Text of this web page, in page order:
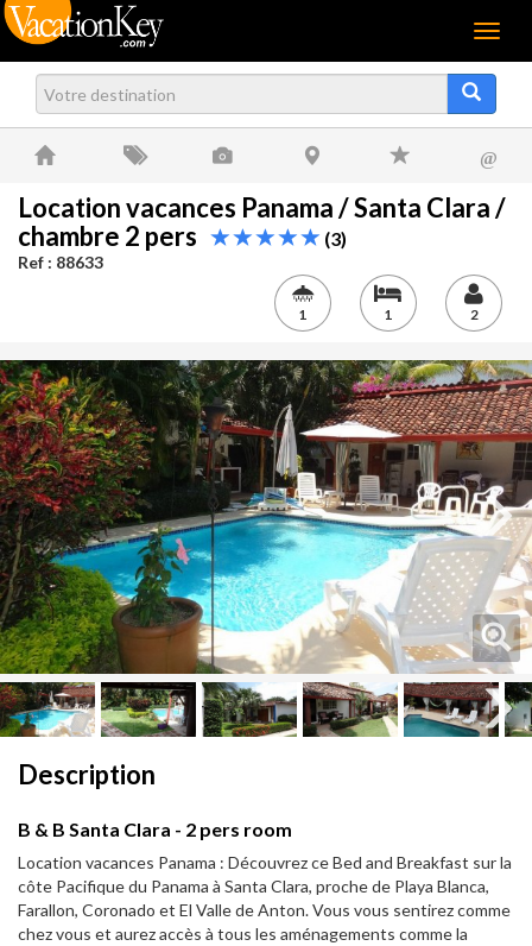
Menu
@
Location vacances Panama / Santa Clara /
chambre 2 pers
(3)
Ref : 88633
1 1 2
Next
Description
B & B Santa Clara - 2 pers room
Location vacances Panama : Découvrez ce Bed and Breakfast sur la
côte Pacifique du Panama à Santa Clara, proche de Playa Blanca,
Farallon, Coronado et El Valle de Anton. Vous vous sentirez comme
chez vous et aurez accès à tous les aménagements comme la